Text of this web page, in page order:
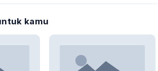
kamu